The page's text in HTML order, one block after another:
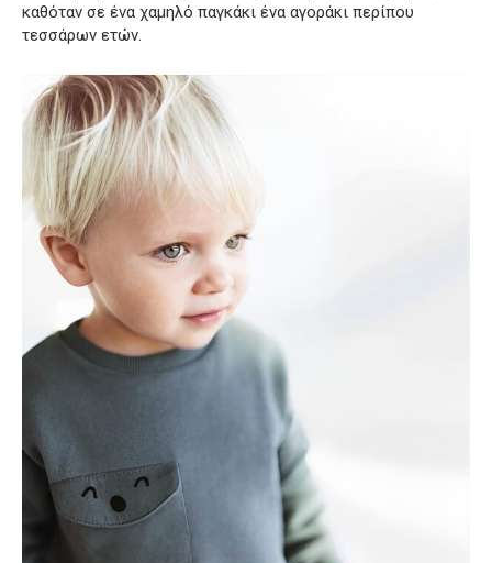
καθόταν σε ένα χαμηλό παγκάκι ένα αγοράκι περίπου
τεσσάρων ετών.